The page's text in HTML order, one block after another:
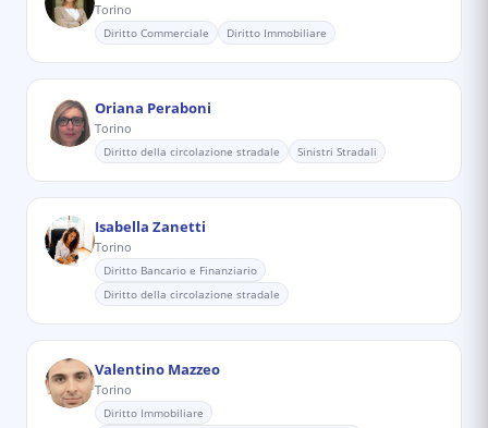
Torino
Diritto Commerciale Diritto Immobiliare
Oriana Peraboni
Torino
Diritto della circolazione stradale Sinistri Stradali
Isabella Zanetti
Torino
Diritto Bancario e Finanziario
Diritto della circolazione stradale
Valentino Mazzeo
Torino
Diritto Immobiliare